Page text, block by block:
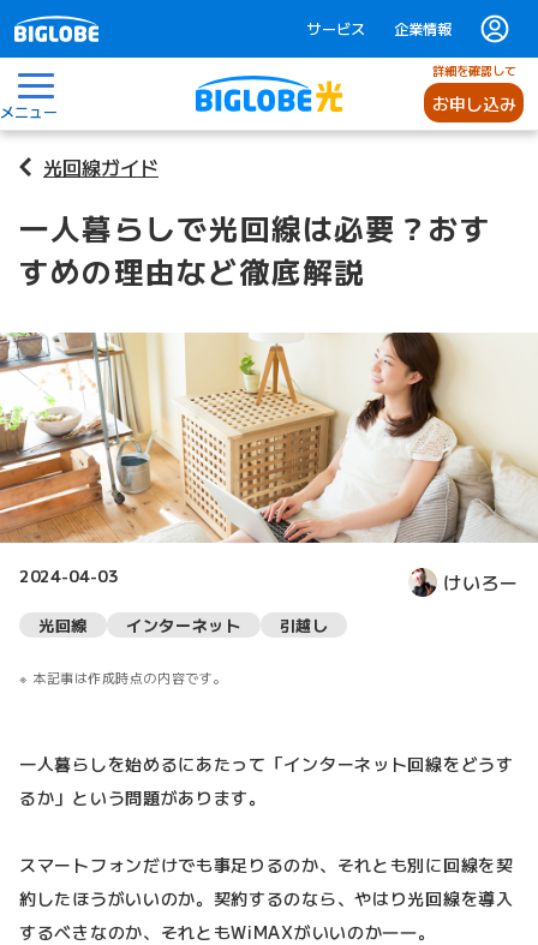
サービス 企業情報
メニュー
詳細を確認して
お申し込み
光回線ガイド
一人暮らしで光回線は必要？おす
すめの理由など徹底解説
2024-04-03 けいろー
光回線 インターネット 引越し
本記事は作成時点の内容です。
一人暮らしを始めるにあたって「インターネット回線をどうす
るか」という問題があります。
スマートフォンだけでも事足りるのか、それとも別に回線を契
約したほうがいいのか。契約するのなら、やはり光回線を導入
するべきなのか、それともWiMAXがいいのか――。